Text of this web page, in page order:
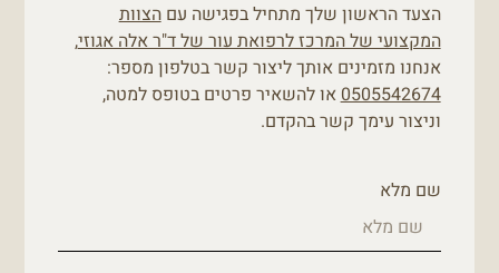
הצעד הראשון שלך מתחיל בפגישה עםהצוות
המקצועי של המרכז לרפואת עור של ד"ר אלה אגוזי,
אנחנו מזמינים אותך ליצור קשר בטלפון מספר:
0505542674או להשאיר פרטים בטופס למטה,
וניצור עימך קשר בהקדם.
שם מלא